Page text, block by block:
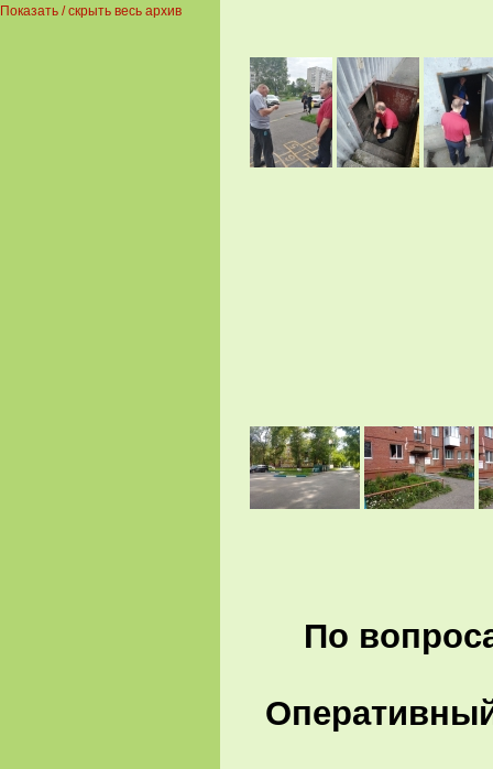
По
Показать / скрыть весь архив